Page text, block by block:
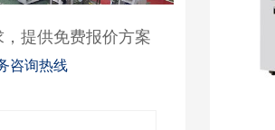
提供免费报价方案
咨询热线